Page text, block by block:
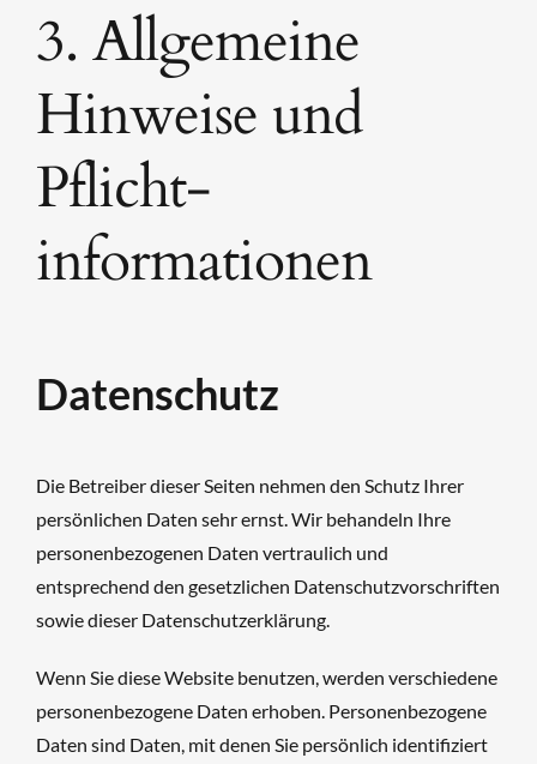
3. Allgemeine
Hinweise und
Pflicht­
informationen
Datenschutz
Die Betreiber dieser Seiten nehmen den Schutz Ihrer
persönlichen Daten sehr ernst. Wir behandeln Ihre
personenbezogenen Daten vertraulich und
entsprechend den gesetzlichen Datenschutzvorschriften
sowie dieser Datenschutzerklärung.
Wenn Sie diese Website benutzen, werden verschiedene
personenbezogene Daten erhoben. Personenbezogene
Daten sind Daten, mit denen Sie persönlich identifiziert